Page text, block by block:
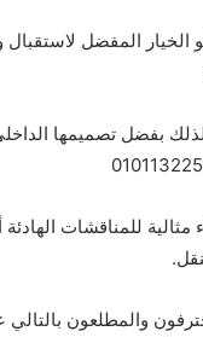
الخيار المفضل
بفضل تصميمها
مثالية للمناقشات الهادئة
والمطلعون